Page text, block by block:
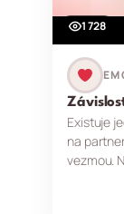
1 728
Existuje
na
vezmou.